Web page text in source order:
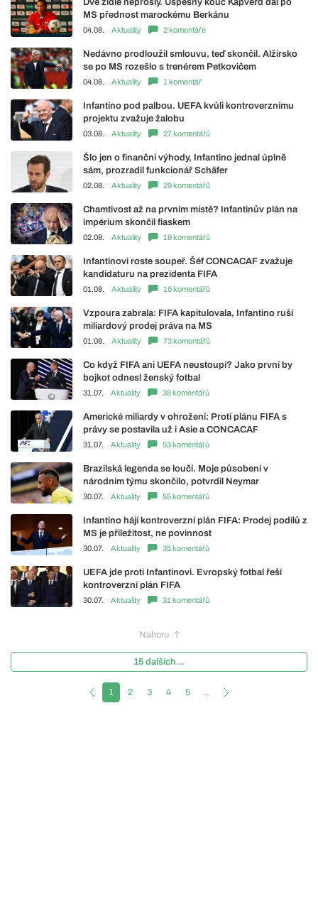
Dvě židle neprošly. Úspěšný kouč Kapverd dal po
MS přednost marockému Berkánu
04.08. Aktuality 2 komentáře
Nedávno prodloužil smlouvu, teď skončil. Alžírsko
se po MS rozešlo s trenérem Petkovičem
04.08. Aktuality 1 komentář
Infantino pod palbou. UEFA kvůli kontroverznímu
projektu zvažuje žalobu
03.08. Aktuality 27 komentářů
Šlo jen o finanční výhody, Infantino jednal úplně
sám, prozradil funkcionář Schäfer
02.08. Aktuality 29 komentářů
Chamtivost až na prvním místě? Infantinův plán na
impérium skončil fiaskem
02.08. Aktuality 19 komentářů
Infantinovi roste soupeř. Šéf CONCACAF zvažuje
kandidaturu na prezidenta FIFA
01.08. Aktuality 16 komentářů
Vzpoura zabrala: FIFA kapitulovala, Infantino ruší
miliardový prodej práva na MS
01.08. Aktuality 73 komentářů
Co když FIFA ani UEFA neustoupí? Jako první by
bojkot odnesl ženský fotbal
31.07. Aktuality 38 komentářů
Americké miliardy v ohrožení: Proti plánu FIFA s
právy se postavila už i Asie a CONCACAF
31.07. Aktuality 53 komentářů
Brazilská legenda se loučí. Moje působení v
národním týmu skončilo, potvrdil Neymar
30.07. Aktuality 55 komentářů
Infantino hájí kontroverzní plán FIFA: Prodej podílů z
MS je příležitost, ne povinnost
30.07. Aktuality 35 komentářů
UEFA jde proti Infantinovi. Evropský fotbal řeší
kontroverzní plán FIFA
30.07. Aktuality 31 komentářů
Nahoru
15 dalších...
1 2 3 4 5 …